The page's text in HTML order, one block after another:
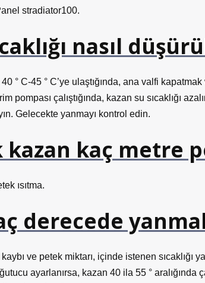
stradiator100.
nasıl
40 ° C-45 ° C’ye ulaştığında, ana valfi
pompası çalıştığında, kazan su sıcaklığı
Gelecekte yanmayı kontrol edin.
kazan kaç metre
ısıtma.
derecede
ve petek miktarı, içinde istenen sıcaklığı
ayarlanırsa, kazan 40 ila 55 ° aralığında